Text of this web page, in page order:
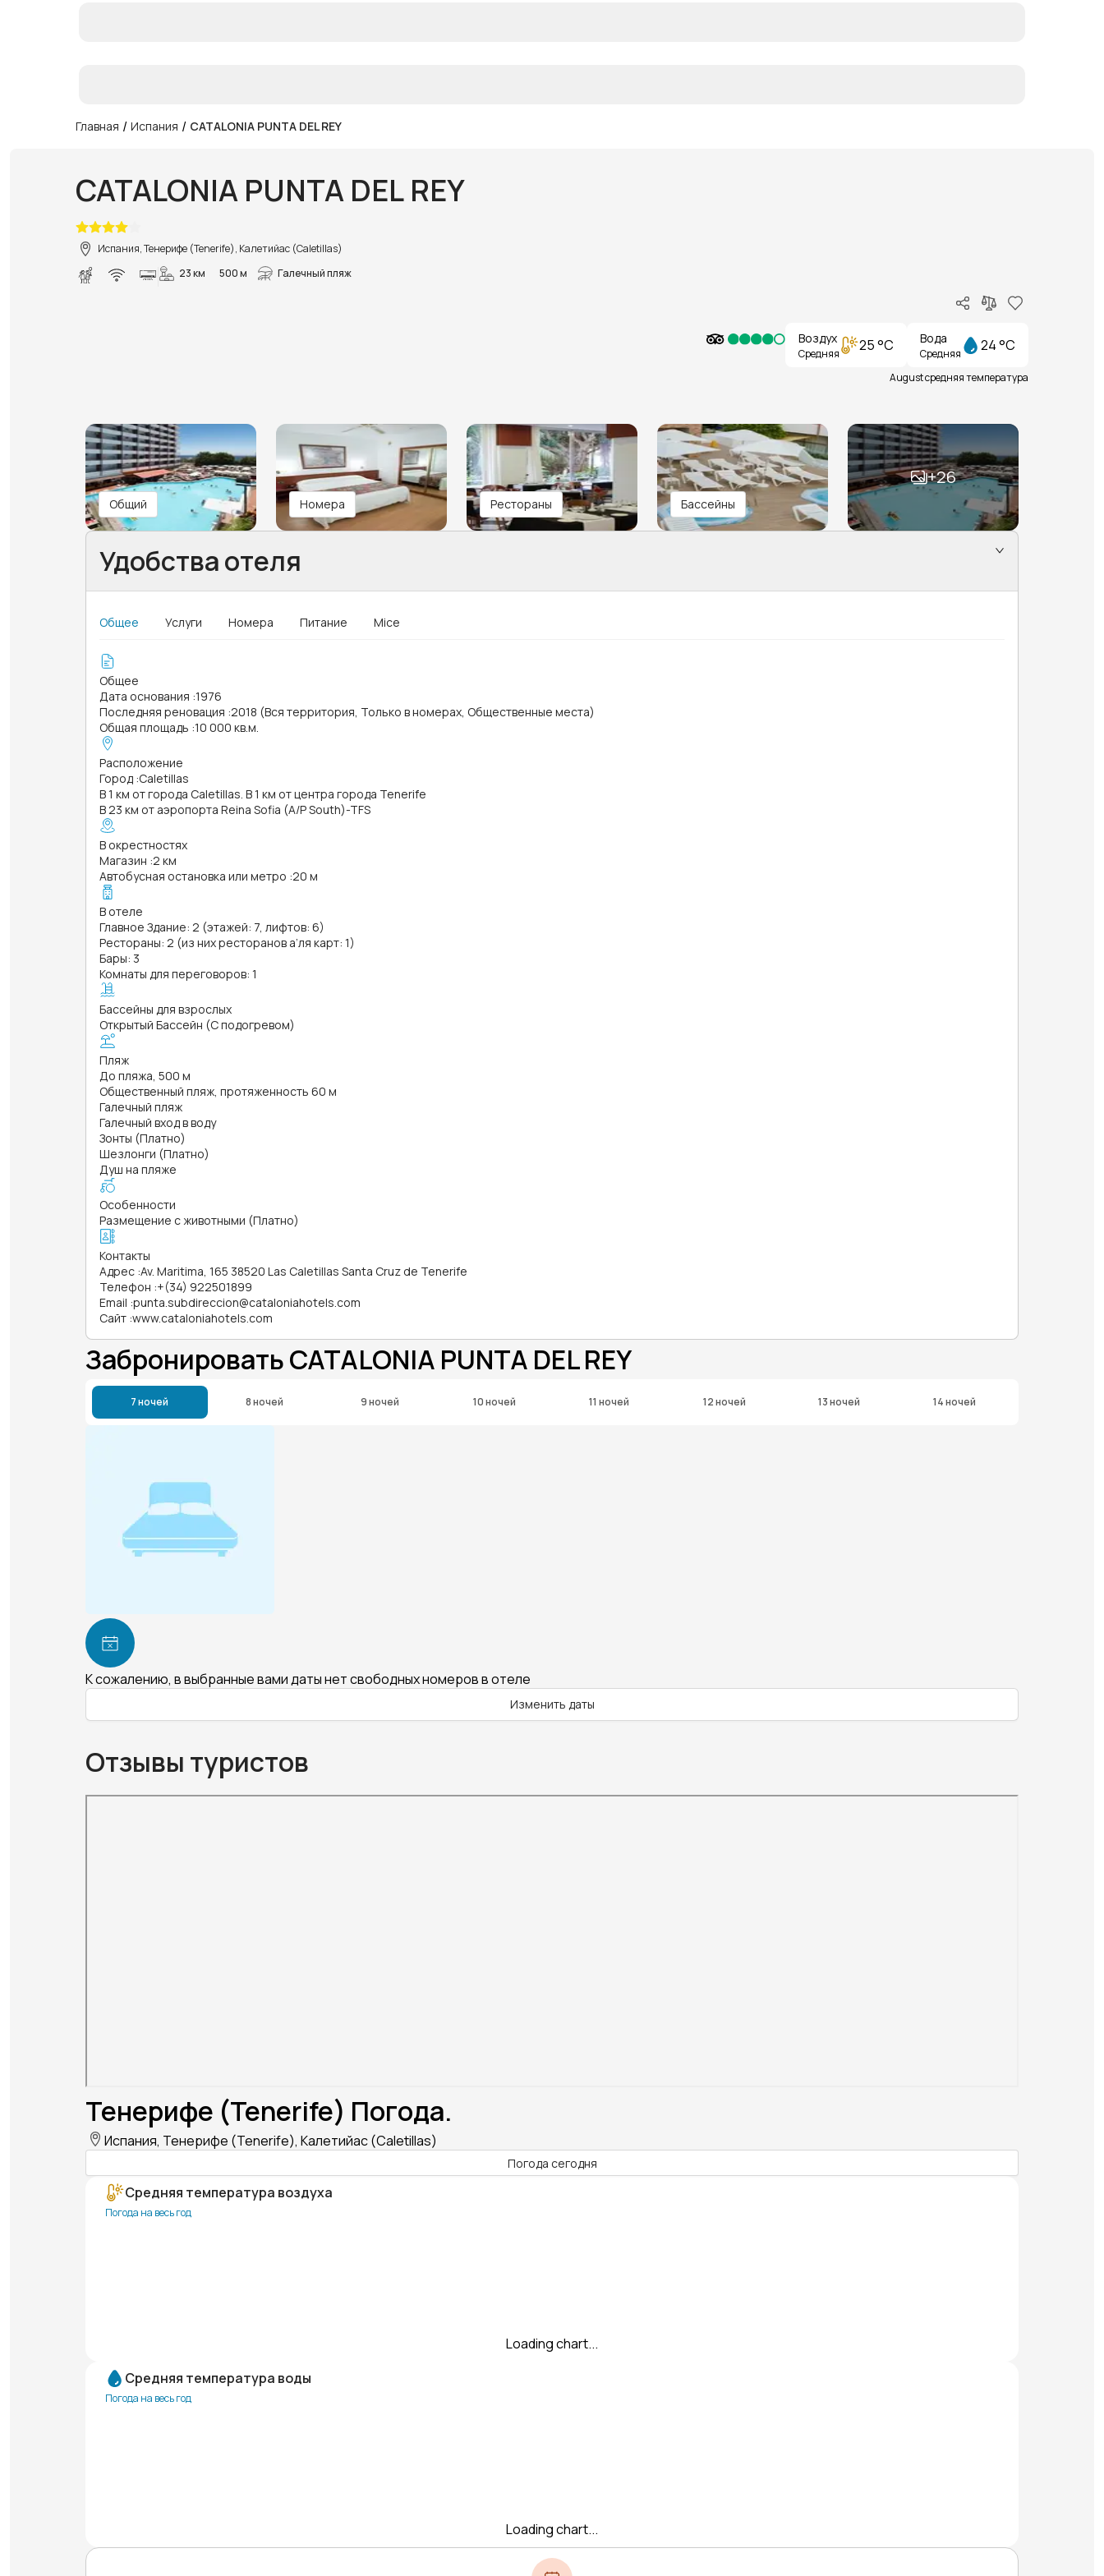
Главная / Испания / CATALONIA PUNTA DEL REY
CATALONIA PUNTA DEL REY
Испания, Тенерифе (Tenerife), Калетийас (Caletillas)
23 км
500 м Галечный пляж
Воздух
Средняя 25 °C Вода
Средняя 24 °C
August средняя температура
Общий Номера Рестораны Бассейны
+26
Удобства отеля
Общее Услуги Номера Питание Mice
Общее
Дата основания :1976
Последняя реновация :2018 (Вся территория, Только в номерах, Общественные места)
Общая площадь :10 000 кв.м.
Расположение
Город :Caletillas
В 1 км от города Caletillas. В 1 км от центра города Tenerife
В 23 км от аэропорта Reina Sofia (A/P South)-TFS
В окрестностях
Магазин :2 км
Автобусная остановка или метро :20 м
В отеле
Главное Здание: 2 (этажей: 7, лифтов: 6)
Рестораны: 2 (из них ресторанов а’ля карт: 1)
Бары: 3
Комнаты для переговоров: 1
Бассейны для взрослых
Открытый Бассейн (С подогревом)
Пляж
До пляжа, 500 м
Общественный пляж, протяженность 60 м
Галечный пляж
Галечный вход в воду
Зонты (Платно)
Шезлонги (Платно)
Душ на пляже
Особенности
Размещение с животными (Платно)
Контакты
Адрес :Av. Maritima, 165 38520 Las Caletillas Santa Cruz de Tenerife
Телефон :+(34) 922501899
Email :punta.subdireccion@cataloniahotels.com
Сайт :www.cataloniahotels.com
Забронировать CATALONIA PUNTA DEL REY
7 ночей 8 ночей 9 ночей 10 ночей 11 ночей 12 ночей 13 ночей 14 ночей
К сожалению, в выбранные вами даты нет свободных номеров в отеле
Изменить даты
Отзывы туристов
Тенерифе (Tenerife) Погода.
Испания, Тенерифе (Tenerife), Калетийас (Caletillas)
Погода сегодня
Средняя температура воздуха
Погода на весь год
Loading chart...
Средняя температура воды
Погода на весь год
Loading chart...